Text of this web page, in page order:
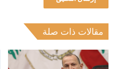
مقالات ذات صلة